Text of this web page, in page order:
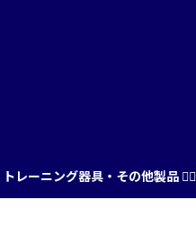
トレーニング器具・その他製品 🏋️‍♂️